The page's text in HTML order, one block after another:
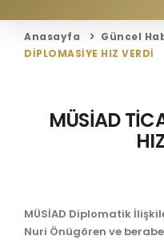
ÜYELERIMIZ
BILGI MERKEZI
Anasayfa Güncel
DİPLOMASİYE HIZ VERDİ
MÜSİAD
MÜSİAD Diplomatik
Nuri Önügören ve